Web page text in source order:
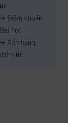
thi
➜ Điểm chuẩn
Đại học
➜ Xếp hạng
điểm thi